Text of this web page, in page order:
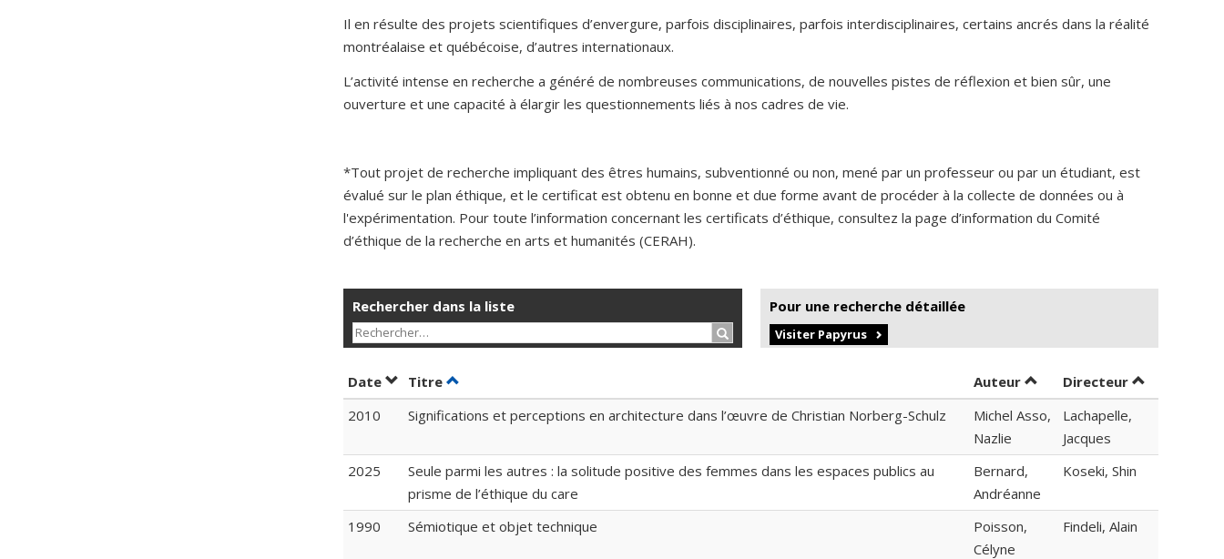
Il en résulte des projets scientifiques d’envergure, parfois disciplinaires, parfois interdisciplinaires, certains ancrés dans la réalité
montréalaise et québécoise, d’autres internationaux.
L’activité intense en recherche a généré de nombreuses communications, de nouvelles pistes de réflexion et bien sûr, une
ouverture et une capacité à élargir les questionnements liés à nos cadres de vie.
*Tout projet de recherche impliquant des êtres humains, subventionné ou non, mené par un professeur ou par un étudiant, est
évalué sur le plan éthique, et le certificat est obtenu en bonne et due forme avant de procéder à la collecte de données ou à
l'expérimentation. Pour toute l’information concernant les certificats d’éthique, consultez la page d’information du Comité
d’éthique de la recherche en arts et humanités (CERAH).
Rechercher dans la liste
Rechercher…
Pour une recherche détaillée
Visiter Papyrus
Date Trier par date en ordre décroissant
Titre Trier par titre en ordre décroissant Auteur Trier par auteur en ordre
Directeur par
2010
Significations et perceptions en architecture dans l’œuvre de Christian Norberg-Schulz
Michel Asso,
Nazlie
Lachapelle,
Jacques
2025
Seule parmi les autres : la solitude positive des femmes dans les espaces publics au
prisme de l’éthique du care
Bernard,
Andréanne
Koseki, Shin
1990 Sémiotique et objet technique
Poisson,
Célyne
Findeli, Alain